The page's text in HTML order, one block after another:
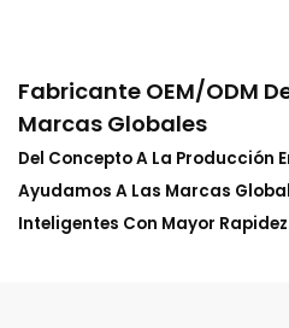
Fabricante OEM/ODM
Marcas Globales
Del Concepto A La Producción
Ayudamos A Las Marcas
Inteligentes Con Mayor